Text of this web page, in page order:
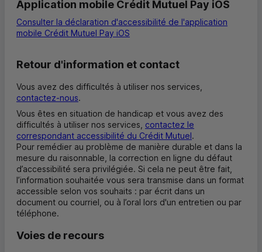
Application mobile Crédit Mutuel Pay iOS
Consulter la déclaration d'accessibilité de l'application
mobile Crédit Mutuel Pay iOS
Retour d'information et contact
Vous avez des difficultés à utiliser nos services,
contactez-nous.
Vous êtes en situation de handicap et vous avez des
difficultés à utiliser nos services, contactez le
correspondant accessibilité du Crédit Mutuel.
Pour remédier au problème de manière durable et dans la
mesure du raisonnable, la correction en ligne du défaut
d’accessibilité sera privilégiée. Si cela ne peut être fait,
l’information souhaitée vous sera transmise dans un format
accessible selon vos souhaits : par écrit dans un
document ou courriel, ou à l’oral lors d'un entretien ou par
téléphone.
Voies de recours